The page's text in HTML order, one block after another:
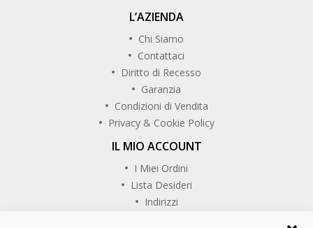
L’AZIENDA
Chi Siamo
Contattaci
Diritto di Recesso
Garanzia
Condizioni di Vendita
Privacy & Cookie Policy
IL MIO ACCOUNT
I Miei Ordini
Lista Desideri
Indirizzi